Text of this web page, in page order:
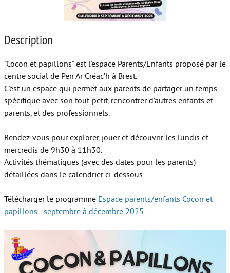
Sortir en famille
Place aux grands-parents
Description
"Cocon et papillons" est l’espace Parents/Enfants proposé par le
centre social de Pen Ar Créac’h à Brest.
C’est un espace qui permet aux parents de partager un temps
spécifique avec son tout-petit, rencontrer d’autres enfants et
parents, et des professionnels.
Rendez-vous pour explorer, jouer et découvrir les lundis et
mercredis de 9h30 à 11h30.
Activités thématiques (avec des dates pour les parents)
détaillées dans le calendrier ci-dessous
Télécharger le programme Espace parents/enfants Cocon et
papillons - septembre à décembre 2025